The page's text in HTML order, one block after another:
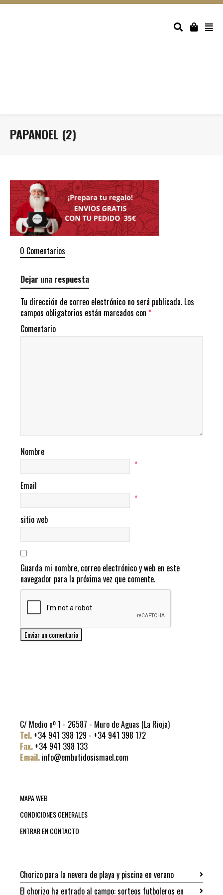
PAPANOEL (2)
0 Comentarios
Dejar una respuesta
Tu dirección de correo electrónico no será publicada. Los
campos obligatorios están marcados con *
Comentario
Nombre
*
Email
*
sitio web
Guarda mi nombre, correo electrónico y web en este
navegador para la próxima vez que comente.
C/ Medio nº 1 - 26587 - Muro de Aguas (La Rioja)
Tel. +34 941 398 129 - +34 941 398 172
Fax. +34 941 398 133
Email. info@embutidosismael.com
MAPA WEB
CONDICIONES GENERALES
ENTRAR EN CONTACTO
Chorizo para la nevera de playa y piscina en verano
El chorizo ha entrado al campo: sorteos futboleros en